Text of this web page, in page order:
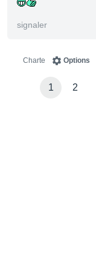
signaler
Options
Charte
1 2